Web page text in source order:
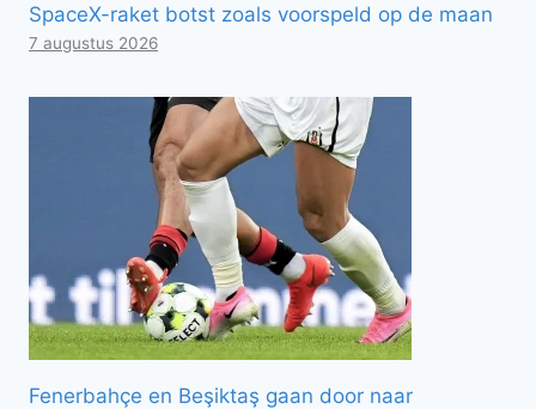
SpaceX-raket botst zoals voorspeld op de maan
7 augustus 2026
Fenerbahçe en Beşiktaş gaan door naar